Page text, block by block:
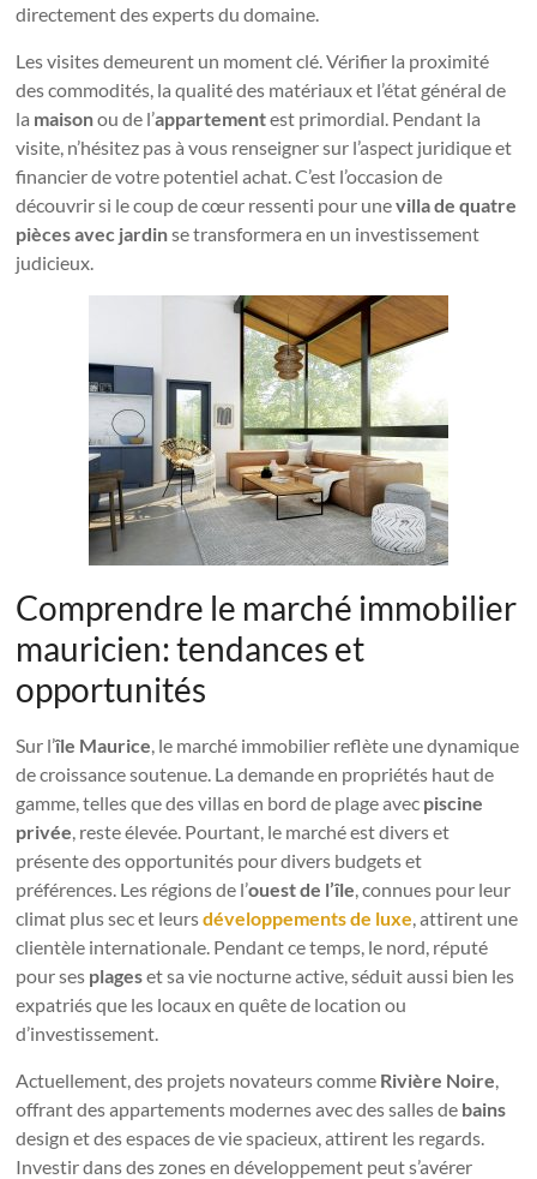
directement des experts du domaine.
Les visites demeurent un moment clé. Vérifier la proximité
des commodités, la qualité des matériaux et l’état général de
la maisonou de l’appartementest primordial. Pendant la
visite, n’hésitez pas à vous renseigner sur l’aspect juridique et
financier de votre potentiel achat. C’est l’occasion de
découvrir si le coup de cœur ressenti pour unevilla de quatre
pièces avec jardinse transformera en un investissement
judicieux.
Comprendre le marché immobilier
mauricien: tendances et
opportunités
Sur l’île Maurice , le marché immobilier reflète une dynamique
de croissance soutenue. La demande en propriétés haut de
gamme, telles que des villas en bord de plage avec piscine
privée , reste élevée. Pourtant, le marché est divers et
présente des opportunités pour divers budgets et
préférences. Les régions de l’ouest de l’île , connues pour leur
climat plus sec et leursdéveloppements de luxe , attirent une
clientèle internationale. Pendant ce temps, le nord, réputé
pour ses plageset sa vie nocturne active, séduit aussi bien les
expatriés que les locaux en quête de location ou
d’investissement.
Actuellement, des projets novateurs comme Rivière Noire
offrant des appartements modernes avec des salles de bains
design et des espaces de vie spacieux, attirent les regards.
Investir dans des zones en développement peut s’avérer